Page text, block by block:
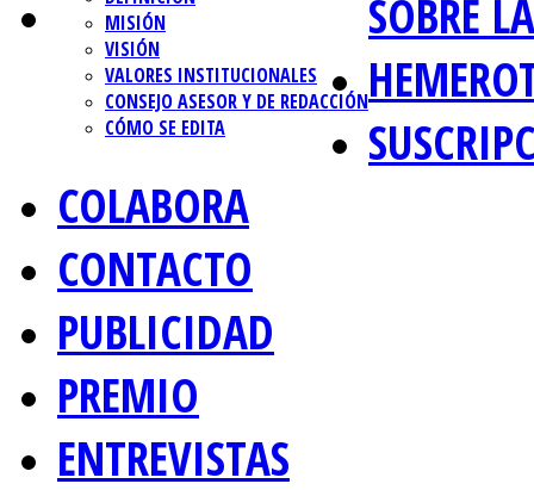
SOBRE
MISIÓN
VISIÓN
VALORES INSTITUCIONALES
CONSEJO ASESOR Y DE REDACCIÓN
CÓMO SE EDITA
COLABORA
CONTACTO
PUBLICIDAD
PREMIO
ENTREVISTAS